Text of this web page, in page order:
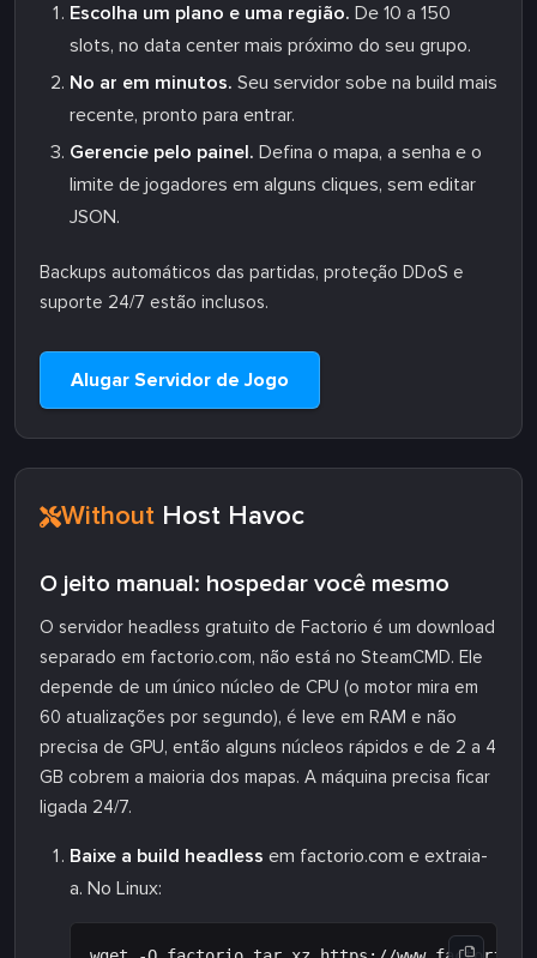
Escolha um plano e uma região. De 10 a 150
slots, no data center mais próximo do seu grupo.
No ar em minutos. Seu servidor sobe na build mais
recente, pronto para entrar.
Gerencie pelo painel. Defina o mapa, a senha e o
limite de jogadores em alguns cliques, sem editar
JSON.
Backups automáticos das partidas, proteção DDoS e
suporte 24/7 estão inclusos.
Alugar Servidor de Jogo
Without Host Havoc
O jeito manual: hospedar você mesmo
O servidor headless gratuito de Factorio é um download
separado em factorio.com, não está no SteamCMD. Ele
depende de um único núcleo de CPU (o motor mira em
60 atualizações por segundo), é leve em RAM e não
precisa de GPU, então alguns núcleos rápidos e de 2 a 4
GB cobrem a maioria dos mapas. A máquina precisa ficar
ligada 24/7.
Baixe a build headless em factorio.com e extraia-
a. No Linux: